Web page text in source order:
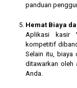
panduan
Hemat Biaya
Aplikasi kasir
kompetitif
Selain itu, biaya
ditawarkan oleh
Anda.